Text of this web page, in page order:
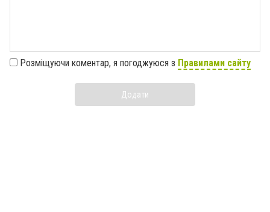
Розміщуючи коментар, я погоджуюся з Правилами сайту
Додати